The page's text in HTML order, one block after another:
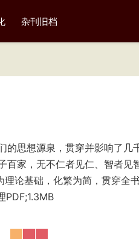
杂刊旧档
思想源泉，贯穿并影响了几
家，无不仁者见仁、智者见
论基础，化繁为简，贯穿全
PDF;1.3MB